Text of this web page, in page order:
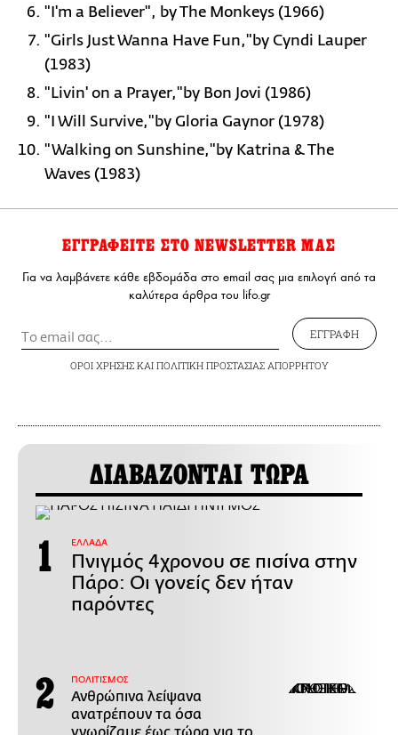
"I'm a Believer", by The Monkeys (1966)
"Girls Just Wanna Have Fun,"by Cyndi Lauper
(1983)
"Livin' on a Prayer,"by Bon Jovi (1986)
"I Will Survive,"by Gloria Gaynor (1978)
"Walking on Sunshine,"by Katrina & The
Waves (1983)
ΕΓΓΡΑΦΕΙΤΕ ΣΤΟ NEWSLETTER ΜΑΣ
Για να λαμβάνετε κάθε εβδομάδα στο email σας μια επιλογή από τα
καλύτερα άρθρα του lifo.gr
ΕΓΓΡΑΦΗ
ΟΡΟΙ ΧΡΗΣΗΣΚΑΙ ΠΟΛΙΤΙΚΗ ΠΡΟΣΤΑΣΙΑΣ ΑΠΟΡΡΗΤΟΥ
ΔΙΑΒΑΖΟΝΤΑΙ ΤΩΡΑ
ΕΛΛΑΔΑ
Πνιγμός 4χρονου σε πισίνα στην
Πάρο: Οι γονείς δεν ήταν
παρόντες
ΠΟΛΙΤΙΣΜΟΣ
Ανθρώπινα λείψανα
ανατρέπουν τα όσα